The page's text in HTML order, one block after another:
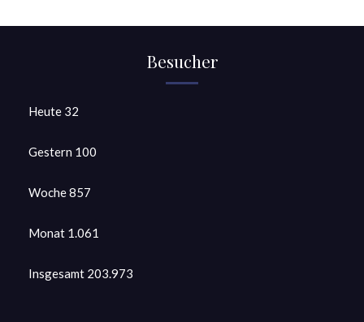
Besucher
Heute 32
Gestern 100
Woche857
Monat 1.061
Insgesamt 203.973